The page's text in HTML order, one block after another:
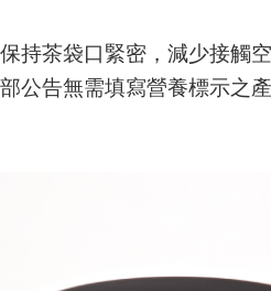
持茶袋口緊密，減少接觸
公告無需填寫營養標示之